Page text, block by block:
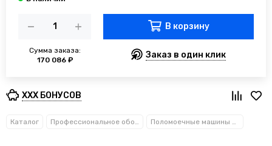
Сумма заказа:
170 086 ₽
В корзину
Заказ в один клик
XXX БОНУСОВ
Каталог Профессиональное оборудование для клининга Поломоечные машины Pennon